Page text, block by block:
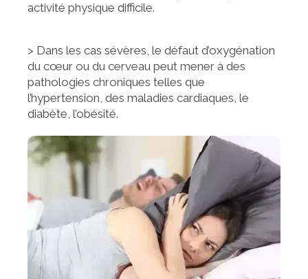
activité physique difficile.
> Dans les cas sévères, le défaut d’oxygénation
du cœur ou du cerveau peut mener à des
pathologies chroniques telles que
l’hypertension, des maladies cardiaques, le
diabète, l’obésité.